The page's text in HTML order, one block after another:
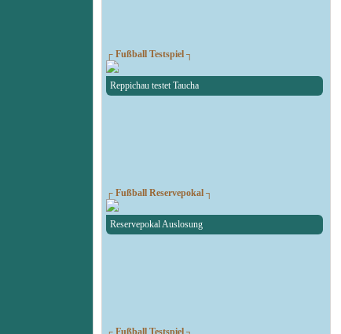
┌ Fußball Testspiel ┐
Reppichau testet Taucha
┌ Fußball Reservepokal ┐
Reservepokal Auslosung
┌ Fußball Testspiel ┐